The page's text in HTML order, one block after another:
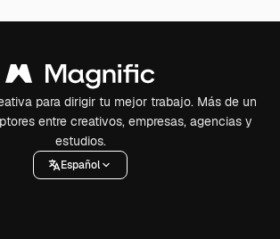
para dirigir tu mejor trabajo. Más de un
entre creativos, empresas, agencias y
estudios.
Español